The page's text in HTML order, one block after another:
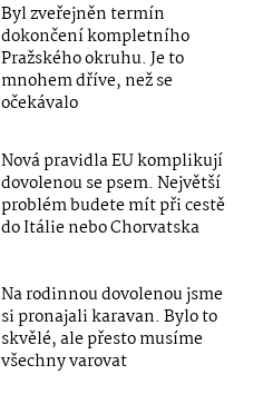
Byl zveřejněn termín
dokončení kompletního
Pražského okruhu. Je to
mnohem dříve, než se
očekávalo
Nová pravidla EU komplikují
dovolenou se psem. Největší
problém budete mít při cestě
do Itálie nebo Chorvatska
Na rodinnou dovolenou jsme
si pronajali karavan. Bylo to
skvělé, ale přesto musíme
všechny varovat